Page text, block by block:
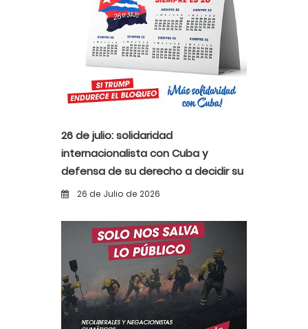
26 de julio: solidaridad
internacionalista con Cuba y
defensa de su derecho a decidir su
propio destino
26 de Julio de 2026